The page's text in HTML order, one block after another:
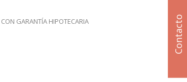
GARANTÍA HIPOTECARIA Contacto